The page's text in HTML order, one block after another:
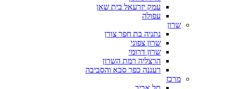
עמק יזרעאל בית שאן
עפולה
שרון
נתניה בת חפר צורן
שרון צפוני
שרון דרומי
הרצליה רמת השרון
רעננה כפר סבא והסביבה
מרכז